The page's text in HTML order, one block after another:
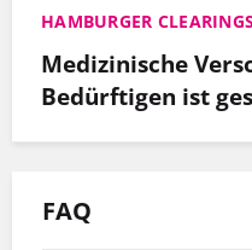
HAMBURGER
Medizinische
Bedürftigen ist
FAQ